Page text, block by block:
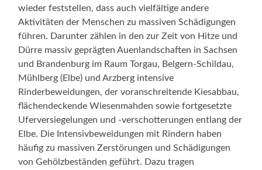
wieder feststellen, dass auch vielfältige andere
Aktivitäten der Menschen zu massiven Schädigungen
führen. Darunter zählen in den zur Zeit von Hitze und
Dürre massiv geprägten Auenlandschaften in Sachsen
und Brandenburg im Raum Torgau, Belgern-Schildau,
Mühlberg (Elbe) und Arzberg intensive
Rinderbeweidungen, der voranschreitende Kiesabbau,
flächendeckende Wiesenmahden sowie fortgesetzte
Uferversiegelungen und -verschotterungen entlang der
Elbe. Die Intensivbeweidungen mit Rindern haben
häufig zu massiven Zerstörungen und Schädigungen
von Gehölzbeständen geführt. Dazu tragen